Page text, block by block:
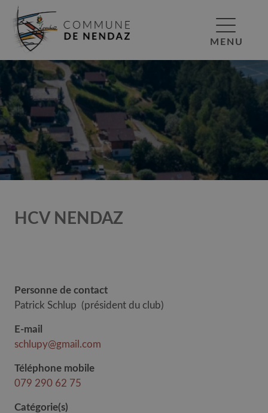
MENU
HCV NENDAZ
Personne de contact
Patrick Schlup (président du club)
E-mail
schlupy@gmail.com
Téléphone mobile
079 290 62 75
Catégorie(s)